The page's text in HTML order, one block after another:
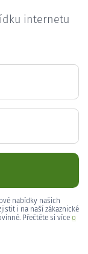
internetu
nabídky našich
i na naší zákaznické
Přečtěte si více o